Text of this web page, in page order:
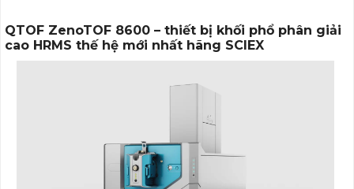
QTOF ZenoTOF 8600 – thiết bị khối phổ phân giải
cao HRMS thế hệ mới nhất hãng SCIEX